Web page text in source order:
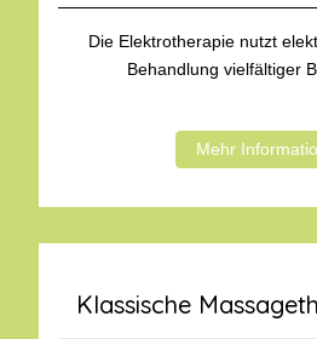
Die Elektrotherapie nutzt
Behandlung vielfältiger
Mehr
Klassische